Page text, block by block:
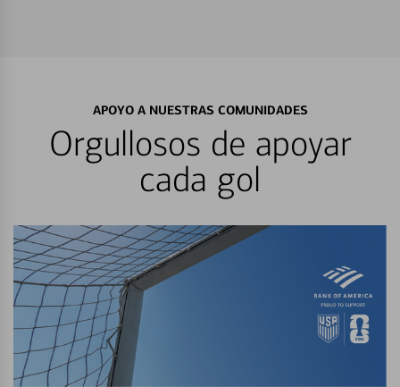
APOYO A NUESTRAS COMUNIDADES
Orgullosos de apoyar
cada gol